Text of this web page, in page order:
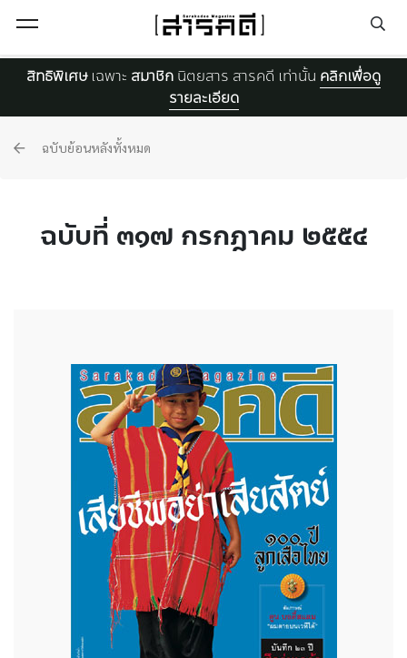
สิทธิพิเศษเฉพาะ สมาชิก นิตยสาร สารคดี เท่านั้น คลิกเพื่อดู
รายละเอียด
ฉบับย้อนหลังทั้งหมด
ฉบับที่ ๓๑๗ กรกฎาคม ๒๕๕๔